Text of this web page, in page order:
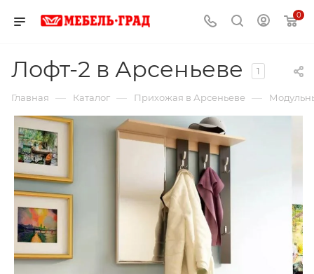
0
Лофт-2 в Арсеньеве 1
Главная — Каталог — Прихожая в Арсеньеве —